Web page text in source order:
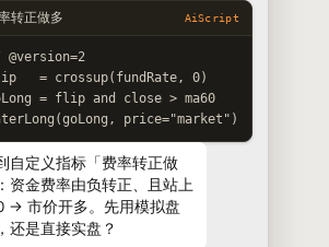
转正做多 AiScript
= crossup(fundRate, 0)
= flip and close > ma60
price="market")
自定义指标「费率转正做
资金费率由负转正、且站上
→ 市价开多。先用模拟盘
还是直接实盘？